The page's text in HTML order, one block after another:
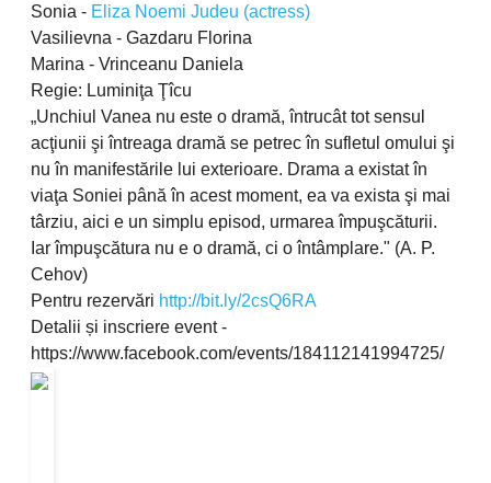
Sonia - Eliza Noemi Judeu (actress)
Vasilievna - Gazdaru Florina
Marina - Vrinceanu Daniela
Regie: Luminiţa Ţîcu
„Unchiul Vanea nu este o dramă, întrucât tot sensul
acţiunii şi întreaga dramă se petrec în sufletul omului şi
nu în manifestările lui exterioare. Drama a existat în
viaţa Soniei până în acest moment, ea va exista şi mai
târziu, aici e un simplu episod, urmarea împuşcăturii.
Iar împuşcătura nu e o dramă, ci o întâmplare." (A. P.
Cehov)
Pentru rezervări http://bit.ly/2csQ6RA
Detalii și inscriere event -
https://www.facebook.com/events/184112141994725/